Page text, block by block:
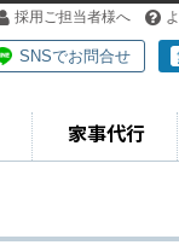
採用ご担当者様へ
SNSでお問合せ
家事代行